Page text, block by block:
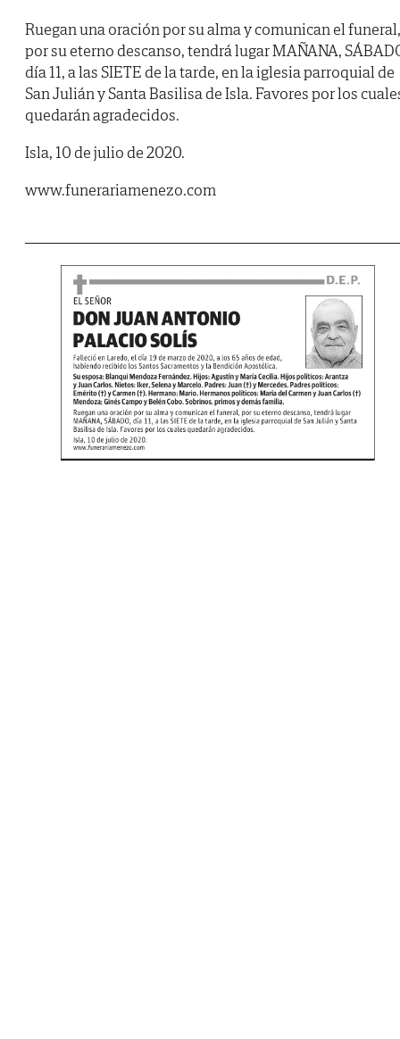
Ruegan una oración por su alma y comunican el funeral,
por su eterno descanso, tendrá lugar MAÑANA,
día 11, a las SIETE de la tarde, en la iglesia parroquial de
San Julián y Santa Basilisa de Isla. Favores por los
quedarán agradecidos.
Isla, 10 de julio de 2020.
www.funerariamenezo.com